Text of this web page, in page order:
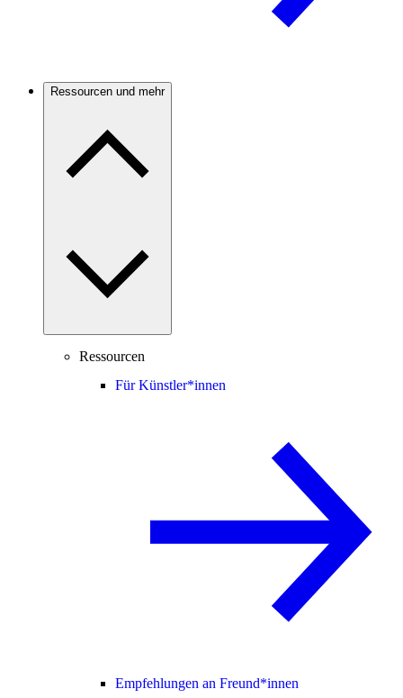
Ressourcen und mehr
Ressourcen
Für Künstler*innen
Empfehlungen an Freund*innen